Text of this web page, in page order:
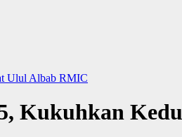
Ulul Albab RMIC
Kukuhkan